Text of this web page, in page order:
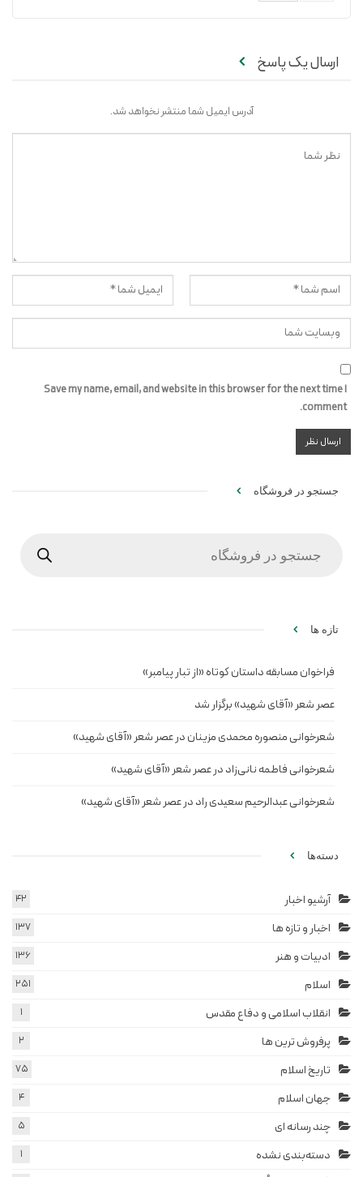
ارسال یک پاسخ
آدرس ایمیل شما منتشر نخواهد شد.
Save my name, email, and website in this browser for the next time I
comment.
جستجو در فروشگاه
تازه ها
فراخوان مسابقه داستان کوتاه «از تبار پیامبر»
عصر شعر «آقای شهید» برگزار شد
شعرخوانی منصوره محمدی مزینان در عصر شعر «آقای شهید»
شعرخوانی فاطمه نانی‌زاد در عصر شعر «آقای شهید»
شعرخوانی عبدالرحیم سعیدی راد در عصر شعر «آقای شهید»
دسته‌ها
آرشیو اخبار 42
اخبار و تازه ها 137
ادبیات و هنر 136
اسلام 251
انقلاب اسلامی و دفاع مقدس 1
پرفروش ترین ها 2
تاریخ اسلام 75
جهان اسلام 4
چند رسانه ای 5
دسته‌بندی نشده 1